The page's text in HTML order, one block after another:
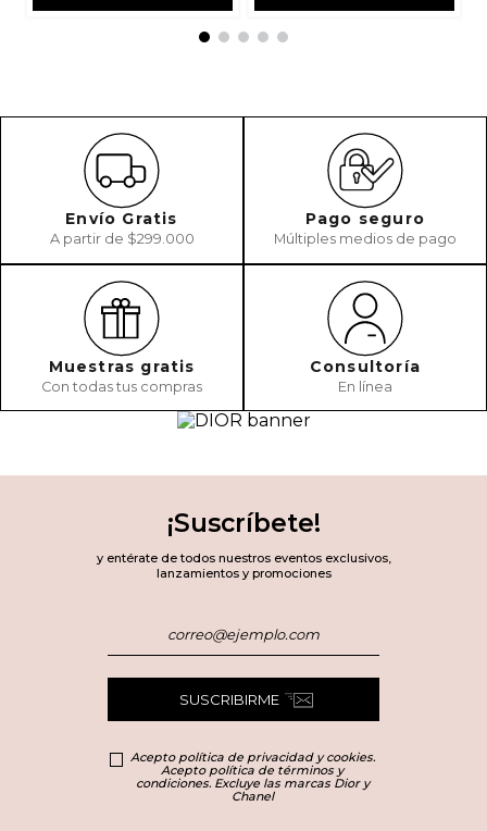
Envío Gratis
A partir de $299.000
Pago seguro
Múltiples medios de pago
Muestras gratis
Con todas tus compras
Consultoría
En línea
¡Suscríbete!
y entérate de todos nuestros eventos exclusivos,
lanzamientos y promociones
SUSCRIBIRME
Acepto política de privacidad y cookies.
Acepto política de términos y
condiciones. Excluye las marcas Dior y
Chanel